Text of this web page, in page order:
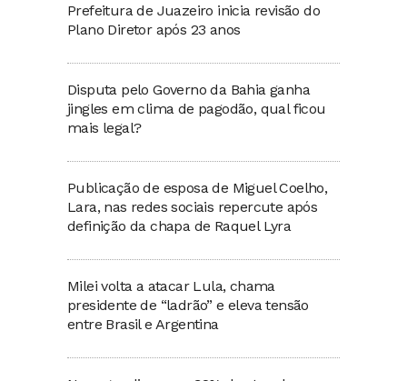
Prefeitura de Juazeiro inicia revisão do
Plano Diretor após 23 anos
Disputa pelo Governo da Bahia ganha
jingles em clima de pagodão, qual ficou
mais legal?
Publicação de esposa de Miguel Coelho,
Lara, nas redes sociais repercute após
definição da chapa de Raquel Lyra
Milei volta a atacar Lula, chama
presidente de “ladrão” e eleva tensão
entre Brasil e Argentina